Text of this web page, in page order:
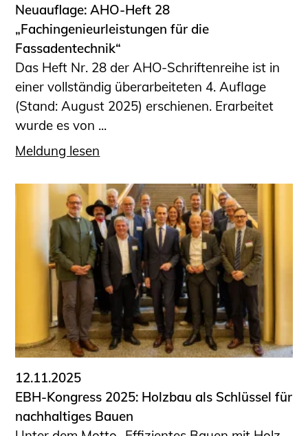
Neuauflage: AHO-Heft 28
„Fachingenieurleistungen für die
Fassadentechnik“
Das Heft Nr. 28 der AHO-Schriftenreihe ist in
einer vollständig überarbeiteten 4. Auflage
(Stand: August 2025) erschienen. Erarbeitet
wurde es von ...
Meldung lesen
12.11.2025
EBH-Kongress 2025: Holzbau als Schlüssel für
nachhaltiges Bauen